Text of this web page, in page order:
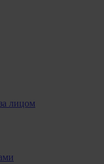
лицом